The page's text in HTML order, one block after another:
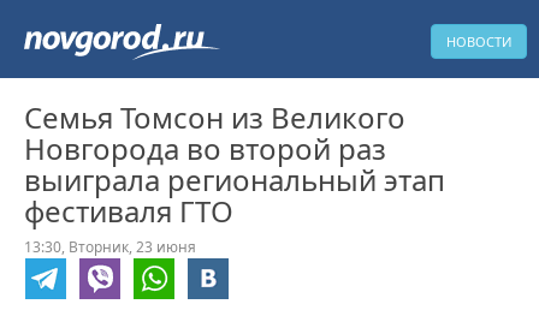
НОВОСТИ
Семья Томсон из Великого
Новгорода во второй раз
выиграла региональный этап
фестиваля ГТО
13:30, Вторник, 23 июня